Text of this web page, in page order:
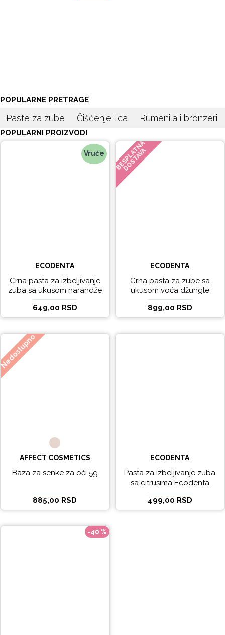
POPULARNE PRETRAGE
Paste za zube Čišćenje lica Rumenila i bronzeri
POPULARNI PROIZVODI
Vruće
ECODENTA
Crna pasta za izbeljivanje
zuba sa ukusom narandže
Ecodenta 100 ml
649,00 RSD
BESPLATNA
DOSTAVA
ECODENTA
Crna pasta za zube sa
ukusom voća džungle
Ecodenta 75 ml
899,00 RSD
AFFECT COSMETICS
Baza za senke za oči 5g
885,00 RSD
ECODENTA
Pasta za izbeljivanje zuba
sa citrusima Ecodenta
EXPERT LINE EXCEPTIONAL
WHITENING 100ml
499,00 RSD
-40 %